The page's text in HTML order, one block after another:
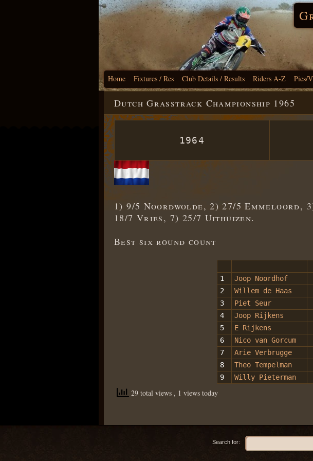
Home Fixtures / Res Club Details / Results Riders A-Z Pics/
Dutch Grasstrack Championship 1965
1964
1) 9/5 Noordwolde, 2) 27/5 Emmeloord,
18/7 Vries, 7) 25/7 Uithuizen.
Best six round count
1
Joop Noordhof
2
Willem de Haas
3
Piet Seur
4
Joop Rijkens
5
E Rijkens
6
Nico van Gorcum
7
Arie Verbrugge
8
Theo Tempelman
9
Willy Pieterman
29 total views , 1 views today
Search for: